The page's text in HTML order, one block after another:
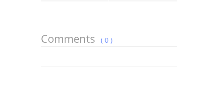
Comments ( 0 )